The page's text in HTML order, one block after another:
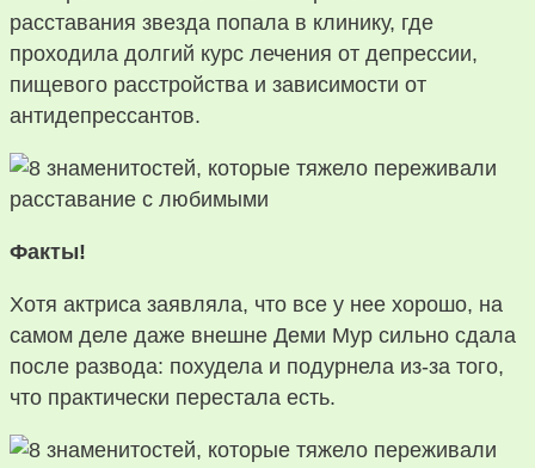
расставания звезда попала в клинику, где
проходила долгий курс лечения от депрессии,
пищевого расстройства и зависимости от
антидепрессантов.
Факты!
Хотя актриса заявляла, что все у нее хорошо, на
самом деле даже внешне Деми Мур сильно сдала
после развода: похудела и подурнела из-за того,
что практически перестала есть.